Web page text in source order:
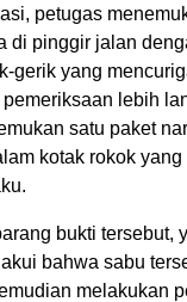
petugas
di pinggir jalan
gerik yang
lebih
satu paket
kotak rokok
bukti tersebut,
bahwa sabu
melakukan